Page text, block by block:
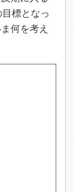
標となっ
何を考え